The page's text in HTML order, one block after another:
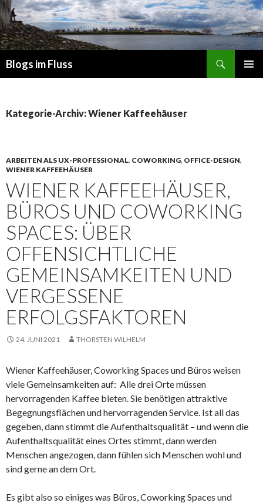
Blogs im Fluss
Kategorie-Archiv: Wiener Kaffeehäuser
ARBEITEN ALS UX-PROFESSIONAL, COWORKING, OFFICE-DESIGN,
WIENER KAFFEEHÄUSER
WIENER KAFFEEHÄUSER,
BÜROS UND COWORKING
SPACES: ÜBER
OFFENSICHTLICHE
GEMEINSAMKEITEN UND
VERGESSENE
ERFOLGSFAKTOREN
24. JUNI 2021 THORSTEN WILHELM
Wiener Kaffeehäuser, Coworking Spaces und Büros weisen
viele Gemeinsamkeiten auf: Alle drei Orte müssen
hervorragenden Kaffee bieten. Sie benötigen attraktive
Begegnungsflächen und hervorragenden Service. Ist all das
gegeben, dann stimmt die Aufenthaltsqualität – und wenn die
Aufenthaltsqualität eines Ortes stimmt, dann werden
Menschen angezogen, dann fühlen sich Menschen wohl und
sind gerne an dem Ort.
Es gibt also so einiges was Büros, Coworking Spaces und